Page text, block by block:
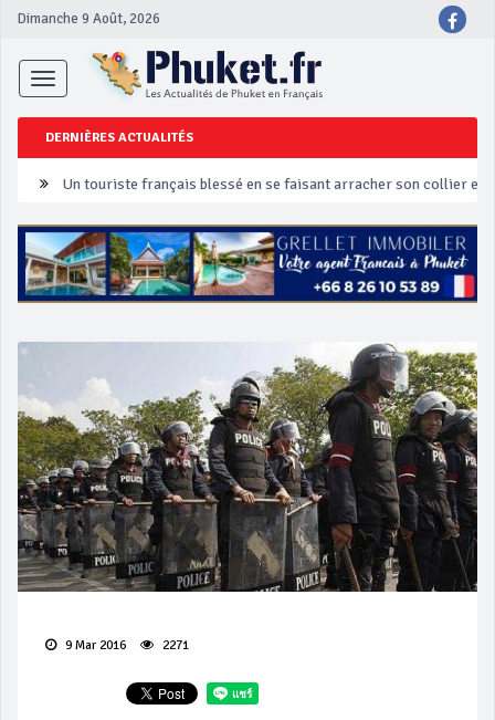
Dimanche 9 Août, 2026
Toggle
navigation
DERNIÈRES ACTUALITÉS
Un touriste français blessé en se faisant arracher son collier en
Phuket Peranakan Festival
‘Phuket Eye’ assurera la sécurité pendant Songkran
Campagne de sécurité routière ‘Seven Days of Danger’ de
9 Mar 2016 2271